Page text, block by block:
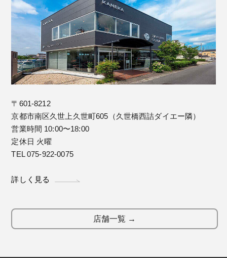
〒601-8212
京都市南区久世上久世町605（久世橋西詰ダイエー隣）
営業時間 10:00〜18:00
定休日 火曜
TEL 075-922-0075
詳しく見る
店舗一覧 →